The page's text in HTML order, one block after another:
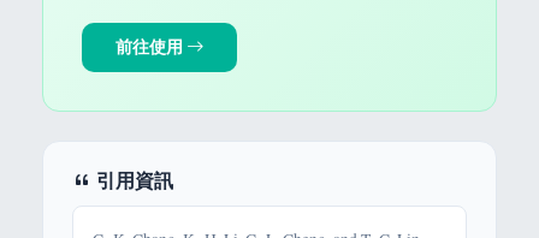
前往使用
引用資訊